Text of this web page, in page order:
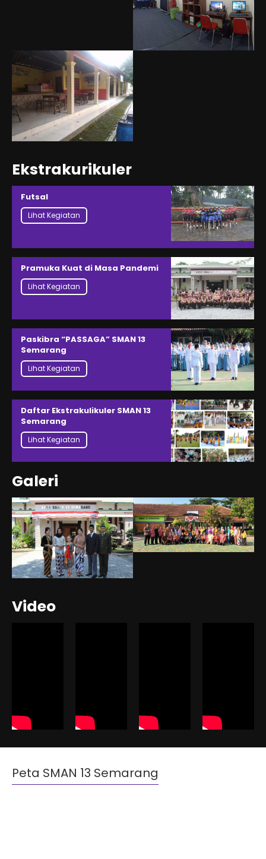
Ekstrakurikuler
Futsal
Lihat Kegiatan
Pramuka Kuat di Masa Pandemi
Lihat Kegiatan
Paskibra “PASSAGA” SMAN 13
Semarang
Lihat Kegiatan
Daftar Ekstrakulikuler SMAN 13
Semarang
Lihat Kegiatan
Galeri
Video
Peta SMAN 13 Semarang